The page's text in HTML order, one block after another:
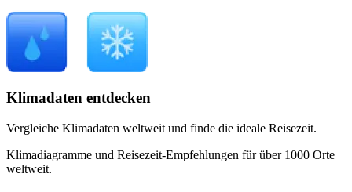
Klimadaten entdecken
Vergleiche Klimadaten weltweit und finde die ideale Reisezeit.
Klimadiagramme und Reisezeit-Empfehlungen für über 1000 Orte
weltweit.